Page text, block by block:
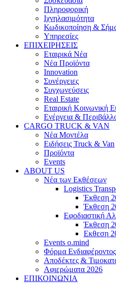
Πληροφορική
Ιχνηλασιμότητα
Κωδικοποίηση &
Υπηρεσίες
ΕΠΙΧΕΙΡΗΣΕΙΣ
Εταιρικά Νέα
Νέα Προϊόντα
Innovation
Συνέργειες
Συγχωνεύσεις
Real Estate
Εταιρική Κοινωνική
Ενέργεια &
CARGO TRUCK & VAN
Νέα Μοντέλα
Ειδήσεις Truck & Van
Προϊόντα
Events
ABOUT US
Νέα των Εκθέσεων
Logistics
Έκθεση
Έκθεση
Εφοδιαστική
Έκθεση
Εκθεση
Events o.mind
Φόρμα Ενδιαφέροντος
Αποδέκτες &
Αφιερώματα 2026
ΕΠΙΚΟΙΝΩΝΙΑ